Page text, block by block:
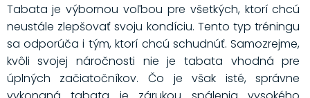
Tabata je výbornou voľbou pre všetkých, ktorí chcú
neustále zlepšovať svoju kondíciu. Tento typ tréningu
sa odporúča i tým, ktorí chcú schudnúť. Samozrejme,
kvôli svojej náročnosti nie je tabata vhodná pre
úplných začiatočníkov. Čo je však isté, správne